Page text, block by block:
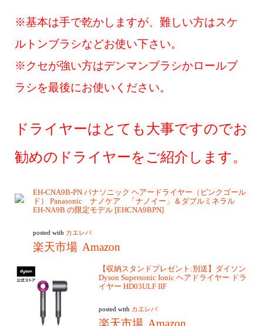
※基本は手で乾かしますが、難しい方はスケ
ルトンブラシなどお使い下さい。
※クセが強い方はデンマンブラシかロールブ
ラシを最後にお使いください。
ドライヤーはとても大事ですのでお
勧めのドライヤーをご紹介します。
EH-CNA9B-PN パナソニック ヘアードライヤー（ピンクゴール
ド） Panasonic ナノケア 「ナノイー」＆ダブルミネラル
EH-NA9B の限定モデル [EHCNA9BPN]
posted with カエレバ
楽天市場 Amazon
【収納スタンドプレゼント:別送】ダイソン
Dyson Supersonic Ionic ヘアドライヤー ドラ
イヤー HD03ULF IIF
posted with カエレバ
楽天市場 Amazon